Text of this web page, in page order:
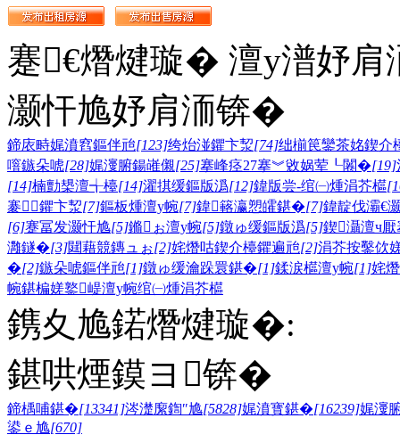
蹇€熸煡璇� 澶у潽妤
灏忓尯妤肩洏锛�
鍗庡畤娓濆窞鏂伴兘[123]绔炲湴鑺卞洯[74]绌椾笢鑾茶姳鍥介
噾鏃朵唬[28]娓濅腑鍚嶉儭[25]搴峰痉27搴︾敓娲荤┖闂�[19]
[14]楠勯槼澶╅檯[14]濯掑缓鏂版潙[12]鍏版尝-绾㈠煄涓芥櫙
褰鑺卞洯[7]鏂板煄澶у帵[7]鍏簵瀛愬皬鍖�[7]鍏靛伐灞€
[6]蹇冨发灏忓尯[5]鏅ぉ澶у帵[5]鐓ゅ缓鏂版潙[5]鍥灄澶ч
灉鐩�[3]閮藉競鏄ュぉ[2]姹熸咕鍥介檯鑺遍兘[2]涓芥按鑿佽
�[2]鏃朵唬鏂伴兘[1]鐓ゅ缓瀹跺睘鍖�[1]鍒涙櫙澶у帵[1]姹
帵鍖楄嫅鐜崼澶у帵绾㈠煄涓芥櫙
鎸夊尯鍩熸煡璇�:
鍖哄煙鏌ヨ锛�
鍗楀哺鍖�[13341]涔濋緳鍧″尯[5828]娓濆寳鍖�[16239]娓濅
鍙ｅ尯[670]